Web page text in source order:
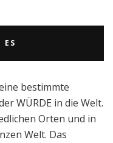
ES
bestimmte
WÜRDE in die Welt.
Orten und in
Welt. Das